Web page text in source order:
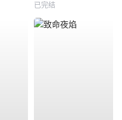
已完结